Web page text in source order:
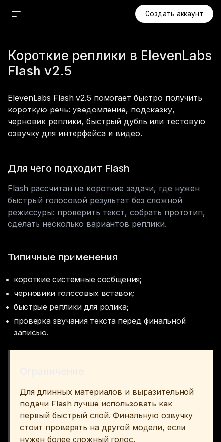
Поиск
Агент
Медиа
Изображения
Видео
Музыка
Приложения
Создать аккаунт
Короткие реплики в ElevenLabs
Flash v2.5
ElevenLabs Flash v2.5 помогает быстро получить
короткую речь: уведомление, подсказку,
черновик реплики, быстрый дубль или тестовую
озвучку для интерфейса и видео.
Для чего подходит Flash
Flash рассчитан на короткие задачи, где нужен
быстрый голосовой результат без сложной
режиссуры: проверить текст, собрать прототип,
сделать несколько вариантов реплики.
Типичные применения
короткие системные сообщения;
черновики голосовых вставок;
быстрые реплики для ролика;
проверка звучания текста перед финальной
записью.
Для длинных материалов и выразительной
подачи Flash лучше использовать как
первый быстрый слой. Финальную озвучку
стоит проверять на другой модели, если
нужен более сложный голос.